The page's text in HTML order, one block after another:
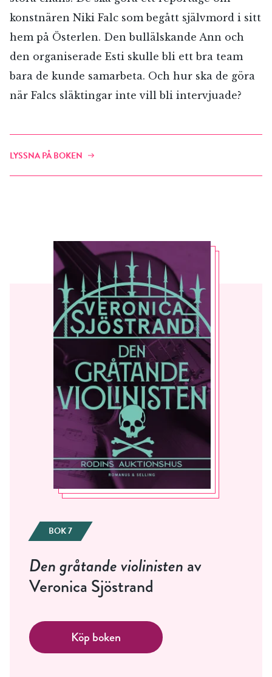
konstnären Niki Falc som begått självmord i sitt
hem på Österlen. Den bullälskande Ann och
den organiserade Esti skulle bli ett bra team
bara de kunde samarbeta. Och hur ska de göra
när Falcs släktingar inte vill bli intervjuade?
LYSSNA PÅ BOKEN
BOK 7
Den gråtande violinistenav
Veronica Sjöstrand
Köp boken